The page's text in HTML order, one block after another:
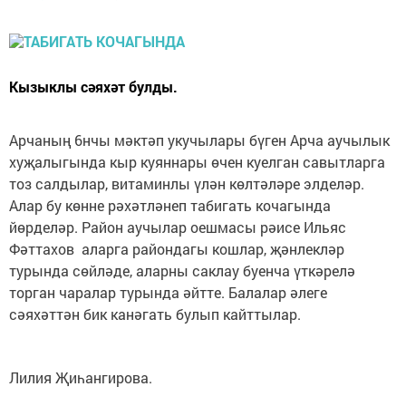
Кызыклы сәяхәт булды.
Арчаның 6нчы мәктәп укучылары бүген Арча аучылык
хуҗалыгында кыр куяннары өчен куелган савытларга
тоз салдылар, витаминлы үлән көлтәләре элделәр.
Алар бу көнне рәхәтләнеп табигать кочагында
йөрделәр. Район аучылар оешмасы рәисе Ильяс
Фәттахов аларга райондагы кошлар, җәнлекләр
турында сөйләде, аларны саклау буенча үткәрелә
торган чаралар турында әйтте. Балалар әлеге
сәяхәттән бик канәгать булып кайттылар.
Лилия Җиһангирова.